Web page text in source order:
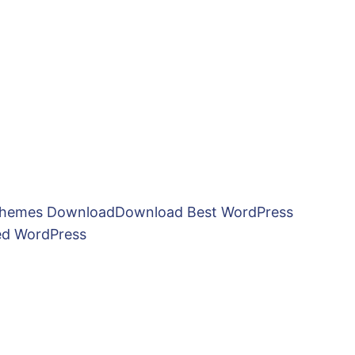
DownloadDownload Best WordPress
WordPress